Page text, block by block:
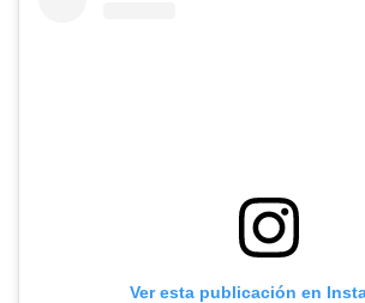
Ver esta publicación en